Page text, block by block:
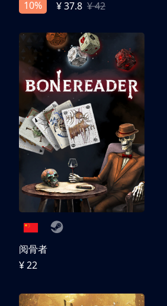
10%
¥ 37.8 ¥ 42
阅骨者
¥ 22